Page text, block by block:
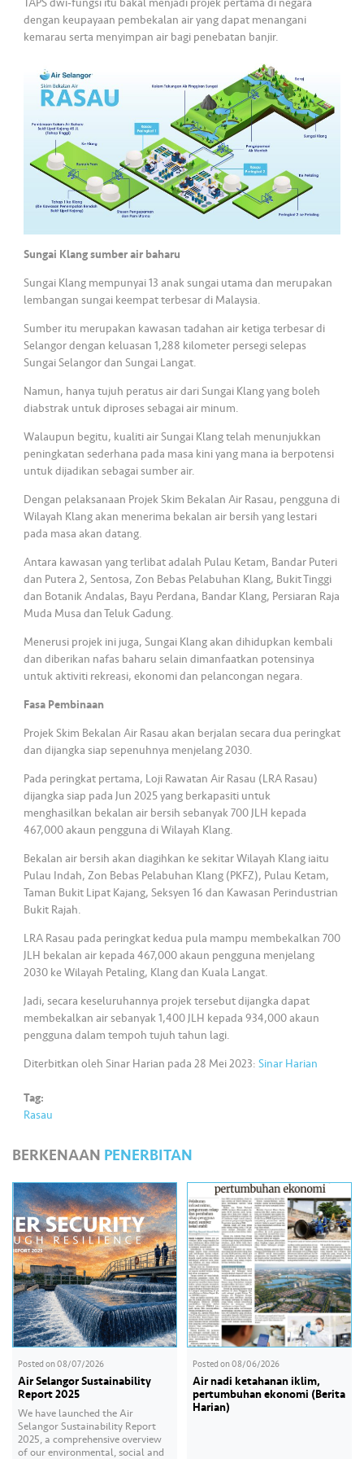
TAPS dwi-fungsi itu bakal menjadi projek pertama di negara
dengan keupayaan pembekalan air yang dapat menangani
kemarau serta menyimpan air bagi penebatan banjir.
Sungai Klang sumber air baharu
Sungai Klang mempunyai 13 anak sungai utama dan merupakan
lembangan sungai keempat terbesar di Malaysia.
Sumber itu merupakan kawasan tadahan air ketiga terbesar di
Selangor dengan keluasan 1,288 kilometer persegi selepas
Sungai Selangor dan Sungai Langat.
Namun, hanya tujuh peratus air dari Sungai Klang yang boleh
diabstrak untuk diproses sebagai air minum.
Walaupun begitu, kualiti air Sungai Klang telah menunjukkan
peningkatan sederhana pada masa kini yang mana ia berpotensi
untuk dijadikan sebagai sumber air.
Dengan pelaksanaan Projek Skim Bekalan Air Rasau, pengguna di
Wilayah Klang akan menerima bekalan air bersih yang lestari
pada masa akan datang.
Antara kawasan yang terlibat adalah Pulau Ketam, Bandar Puteri
dan Putera 2, Sentosa, Zon Bebas Pelabuhan Klang, Bukit Tinggi
dan Botanik Andalas, Bayu Perdana, Bandar Klang, Persiaran Raja
Muda Musa dan Teluk Gadung.
Menerusi projek ini juga, Sungai Klang akan dihidupkan kembali
dan diberikan nafas baharu selain dimanfaatkan potensinya
untuk aktiviti rekreasi, ekonomi dan pelancongan negara.
Fasa Pembinaan
Projek Skim Bekalan Air Rasau akan berjalan secara dua peringkat
dan dijangka siap sepenuhnya menjelang 2030.
Pada peringkat pertama, Loji Rawatan Air Rasau (LRA Rasau)
dijangka siap pada Jun 2025 yang berkapasiti untuk
menghasilkan bekalan air bersih sebanyak 700 JLH kepada
467,000 akaun pengguna di Wilayah Klang.
Bekalan air bersih akan diagihkan ke sekitar Wilayah Klang iaitu
Pulau Indah, Zon Bebas Pelabuhan Klang (PKFZ), Pulau Ketam,
Taman Bukit Lipat Kajang, Seksyen 16 dan Kawasan Perindustrian
Bukit Rajah.
LRA Rasau pada peringkat kedua pula mampu membekalkan 700
JLH bekalan air kepada 467,000 akaun pengguna menjelang
2030 ke Wilayah Petaling, Klang dan Kuala Langat.
Jadi, secara keseluruhannya projek tersebut dijangka dapat
membekalkan air sebanyak 1,400 JLH kepada 934,000 akaun
pengguna dalam tempoh tujuh tahun lagi.
Diterbitkan oleh Sinar Harian pada 28 Mei 2023: Sinar Harian
Tag:
Rasau
BERKENAAN PENERBITAN
Posted on08/07/2026
Air Selangor Sustainability
Report 2025
We have launched the Air
Selangor Sustainability Report
2025, a comprehensive overview
of our environmental, social and
Posted on08/06/2026
Air nadi ketahanan iklim,
pertumbuhan ekonomi (Berita
Harian)